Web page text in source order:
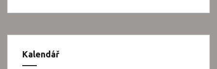
l
á
v
Kalendář